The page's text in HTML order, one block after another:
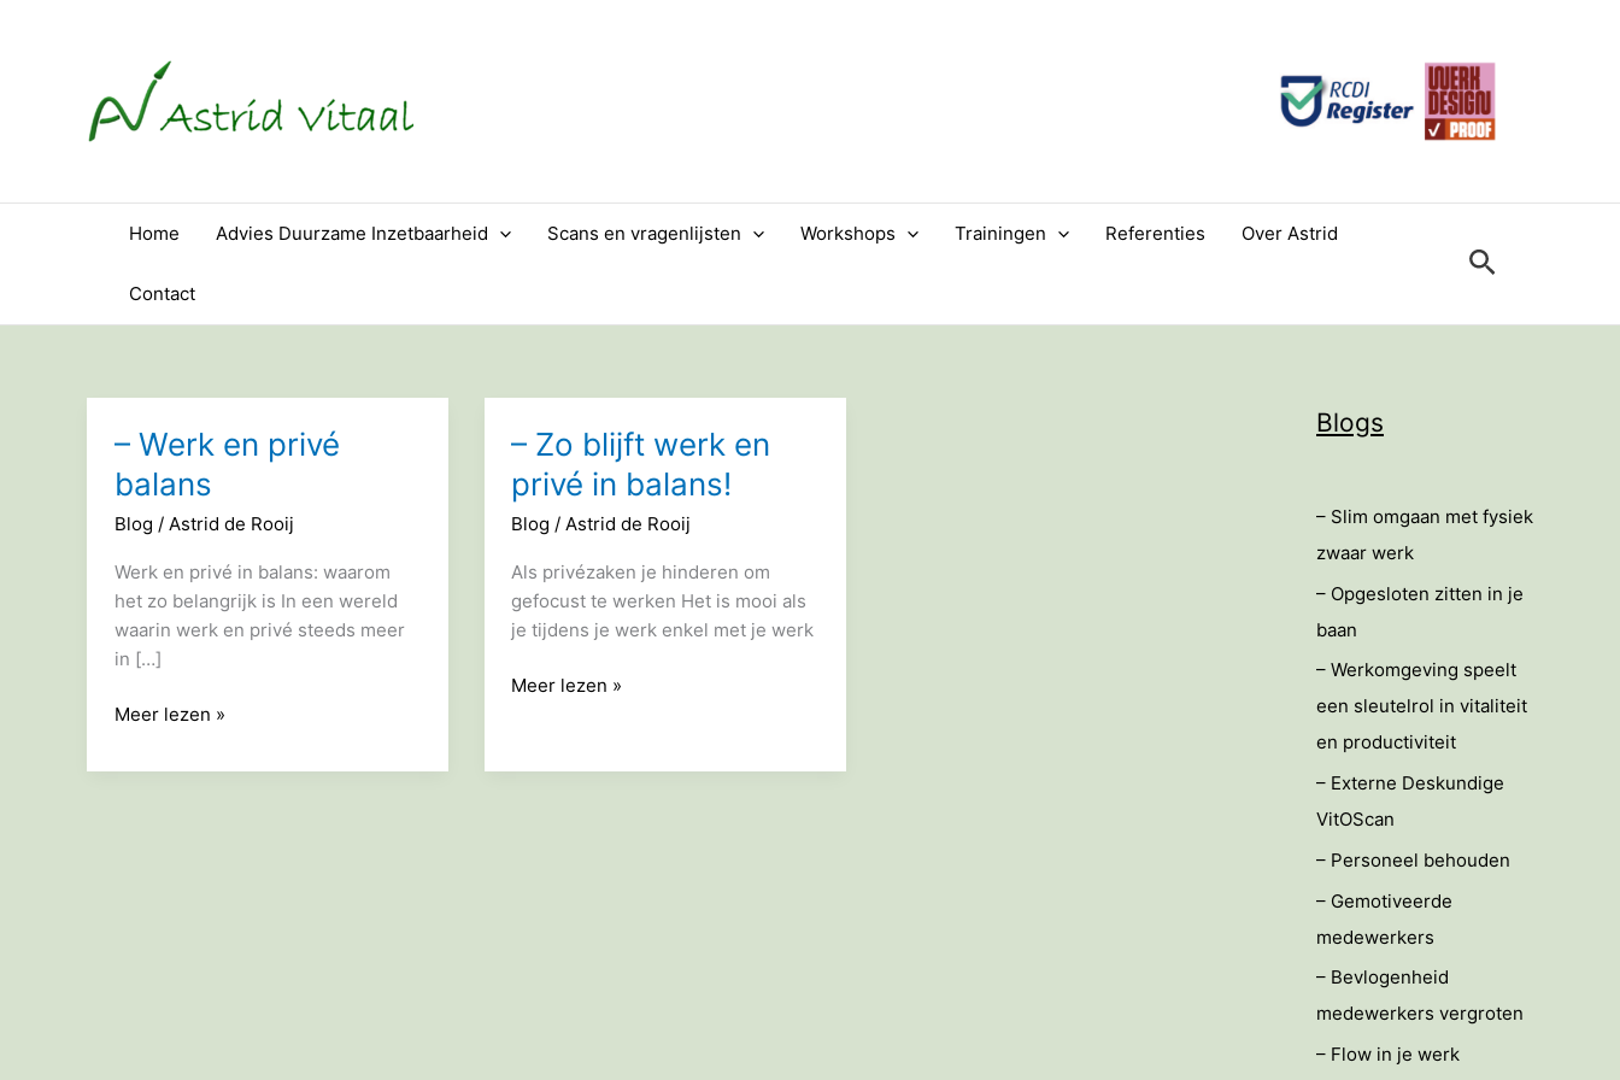
Home Advies Duurzame Inzetbaarheid Scans en vragenlijsten Workshops Trainingen Referenties Over Astrid
Contact
Zoeken
– Werk en privé
balans
Blog / Astrid de Rooij
Werk en privé in balans: waarom
het zo belangrijk is In een wereld
waarin werk en privé steeds meer
in […]
–
en
Meer lezen »
– Zo blijft werk en
privé in balans!
Blog / Astrid de Rooij
Als privézaken je hinderen om
gefocust te werken Het is mooi als
je tijdens je werk enkel met je werk
–
werk
Meer lezen »
Blogs
– Slim omgaan met fysiek
zwaar werk
– Opgesloten zitten in je
baan
– Werkomgeving speelt
een sleutelrol in vitaliteit
en productiviteit
– Externe Deskundige
VitOScan
– Personeel behouden
– Gemotiveerde
medewerkers
– Bevlogenheid
medewerkers vergroten
– Flow in je werk